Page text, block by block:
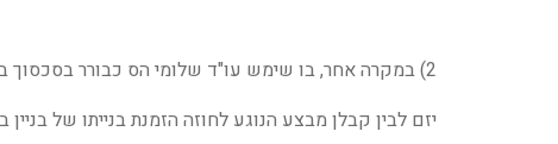
2) במקרה אחר, בו שימש עו"ד שלומי הס כבורר בסכסוך בין
יזם לבין קבלן מבצע הנוגע לחוזה הזמנת בנייתו של בניין בן 18 דירות